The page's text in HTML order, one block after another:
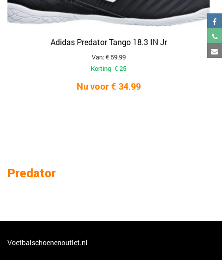
Adidas Predator Tango 18.3 IN Jr
Van: € 59.99
Korting -€ 25
Nu voor € 34.99
Predator
Voetbalschoenenoutlet.nl